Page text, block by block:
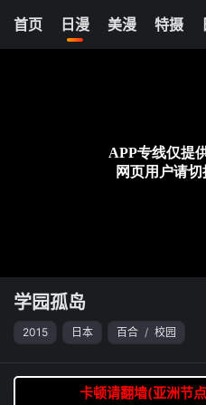
首页 日漫 美漫 特摄
清空
学园孤岛
2015 日本 百合 / 校园
卡顿请翻墙(亚洲节